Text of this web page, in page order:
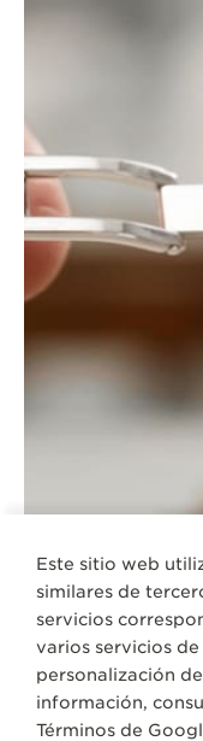
Este sitio web
similares de
servicios
varios servicios
personalización
información,
Términos de